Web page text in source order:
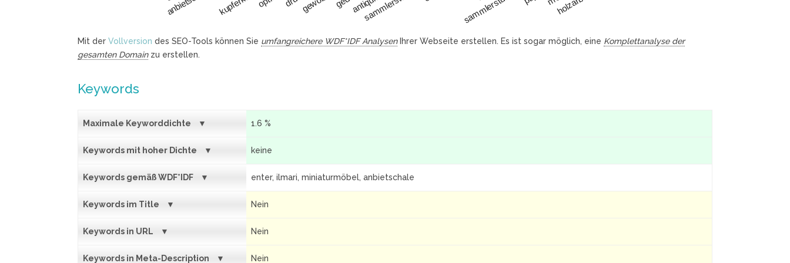
Mit der Vollversion des SEO-Tools können Sie umfangreichere WDF*IDF AnalysenIhrer Webseite erstellen. Es ist sogar möglich, eine Komplettanalyse der
gesamten Domainzu erstellen.
Keywords
Maximale Keyworddichte 1.6 %
Keywords mit hoher Dichte keine
Keywords gemäß WDF*IDF enter, ilmari, miniaturmöbel, anbietschale
Keywords im Title Nein
Keywords in URL Nein
Keywords in Meta-Description Nein